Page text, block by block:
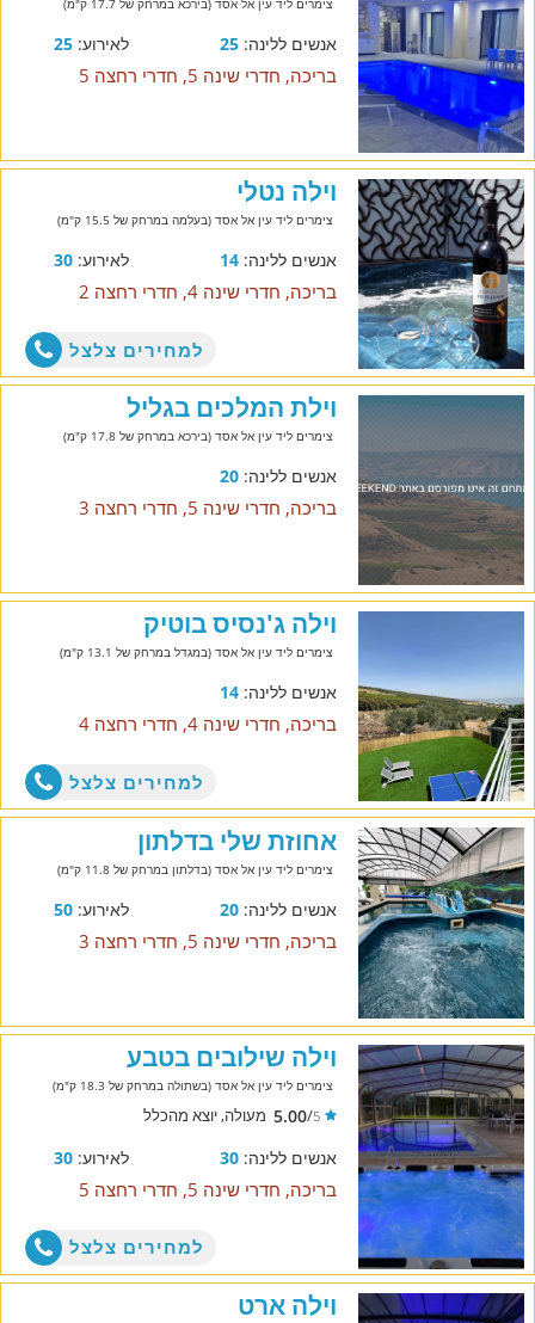
צימרים ליד עין אל אסד (בירכא במרחק של 17.7 ק"מ)
אנשים ללינה:25 לאירוע:25
בריכה, חדרי שינה 5, חדרי רחצה 5
וילה נטלי
צימרים ליד עין אל אסד (בעלמה במרחק של 15.5 ק"מ)
אנשים ללינה:14 לאירוע:30
בריכה, חדרי שינה 4, חדרי רחצה 2
למחירים צלצל
וילת המלכים בגליל
צימרים ליד עין אל אסד (בירכא במרחק של 17.8 ק"מ)
אנשים ללינה:20
בריכה, חדרי שינה 5, חדרי רחצה 3
וילה ג'נסיס בוטיק
צימרים ליד עין אל אסד (במגדל במרחק של 13.1 ק"מ)
אנשים ללינה:14
בריכה, חדרי שינה 4, חדרי רחצה 4
למחירים צלצל
אחוזת שלי בדלתון
צימרים ליד עין אל אסד (בדלתון במרחק של 11.8 ק"מ)
אנשים ללינה:20 לאירוע:50
בריכה, חדרי שינה 5, חדרי רחצה 3
וילה שילובים בטבע
צימרים ליד עין אל אסד (בשתולה במרחק של 18.3 ק"מ)
5
/
5.00 מעולה, יוצא מהכלל
אנשים ללינה:30 לאירוע:30
בריכה, חדרי שינה 5, חדרי רחצה 5
למחירים צלצל
וילה ארט